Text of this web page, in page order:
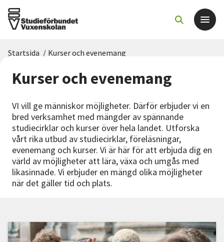
Sök kurser och evenemang
Om SV
Starta studiecirkel
Nyheter
Startsida / Kurser och evenemang
Kurser och evenemang
VI vill ge människor möjligheter. Därför erbjuder vi en
bred verksamhet med mängder av spännande
studiecirklar och kurser över hela landet. Utforska
vårt rika utbud av studiecirklar, föreläsningar,
evenemang och kurser. Vi är här för att erbjuda dig en
värld av möjligheter att lära, växa och umgås med
likasinnade. Vi erbjuder en mängd olika möjligheter
när det gäller tid och plats.